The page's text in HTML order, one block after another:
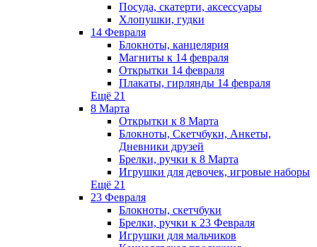
Посуда, скатерти, аксессуары
Хлопушки, гудки
14 Февраля
Блокноты, канцелярия
Магниты к 14 февраля
Открытки 14 февраля
Плакаты, гирлянды 14 февраля
Ещё 21
8 Марта
Открытки к 8 Марта
Блокноты, Скетчбуки, Анкеты,
Дневники друзей
Брелки, ручки к 8 Марта
Игрушки для девочек, игровые наборы
Ещё 21
23 Февраля
Блокноты, скетчбуки
Брелки, ручки к 23 Февраля
Игрушки для мальчиков